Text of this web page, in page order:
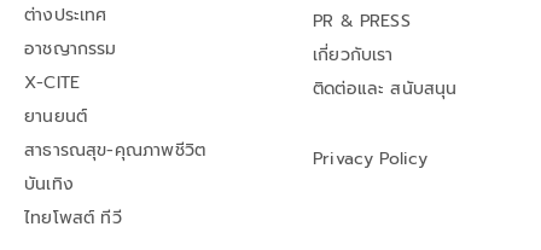
ต่างประเทศ
อาชญากรรม
X-CITE
ยานยนต์
สาธารณสุข-คุณภาพชีวิต
บันเทิง
ไทยโพสต์ ทีวี
PR & PRESS
เกี่ยวกับเรา
ติดต่อและ สนับสนุน
Privacy Policy